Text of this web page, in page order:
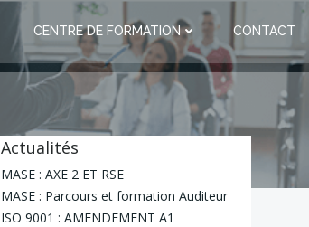
CENTRE DE FORMATION CONTACT
Actualités
MASE : AXE 2 ET RSE
MASE : Parcours et formation Auditeur
ISO 9001 : AMENDEMENT A1